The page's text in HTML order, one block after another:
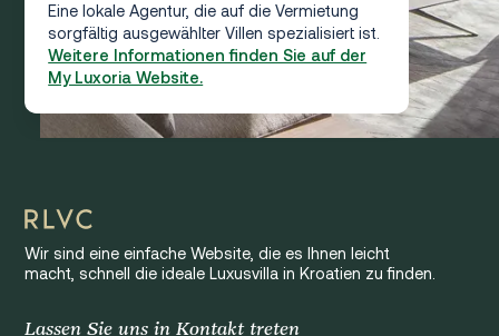
Eine lokale Agentur, die auf die Vermietung
sorgfältig ausgewählter Villen spezialisiert ist.
Weitere Informationen finden Sie auf der
My Luxoria Website.
Wir sind eine einfache Website, die es Ihnen leicht
macht, schnell die ideale Luxusvilla in Kroatien zu finden.
Lassen Sie uns in Kontakt treten